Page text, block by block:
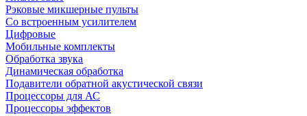
Рэковые микшерные пульты
Со встроенным усилителем
Цифровые
Мобильные комплекты
Обработка звука
Динамическая обработка
Подавители обратной акустической связи
Процессоры для АС
Процессоры эффектов